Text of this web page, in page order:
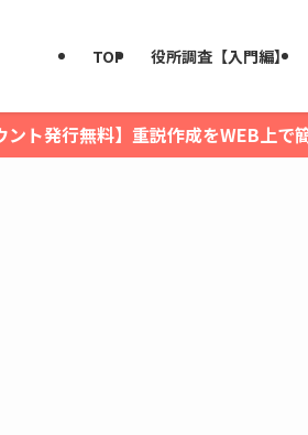
TOP 役所調査【入門編】
ント発行無料】重説作成をWEB上